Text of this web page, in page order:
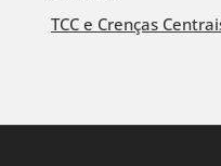
TCC e Crenças